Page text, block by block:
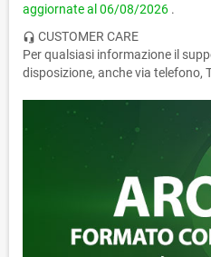
aggiornate al 06/08/2026 .
headset_mic CUSTOMER CARE
Per qualsiasi informazione il
disposizione, anche via telefono,